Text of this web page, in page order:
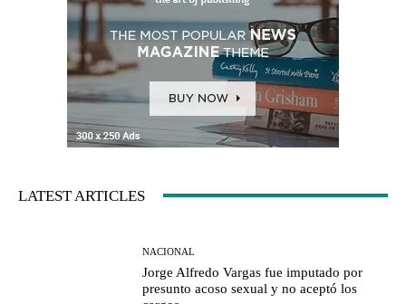
LATEST ARTICLES
NACIONAL
Jorge Alfredo Vargas fue imputado por
presunto acoso sexual y no aceptó los